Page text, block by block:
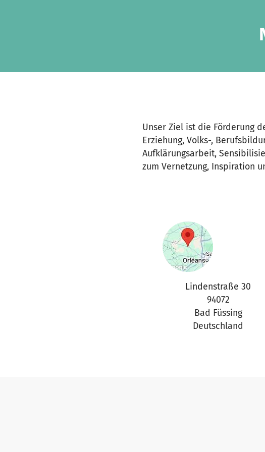
Unser Ziel ist die Förderung
Erziehung, Volks-,
Aufklärungsarbeit,
zum Vernetzung, Inspiration
Lindenstraße 30
94072
Bad Füssing
Deutschland